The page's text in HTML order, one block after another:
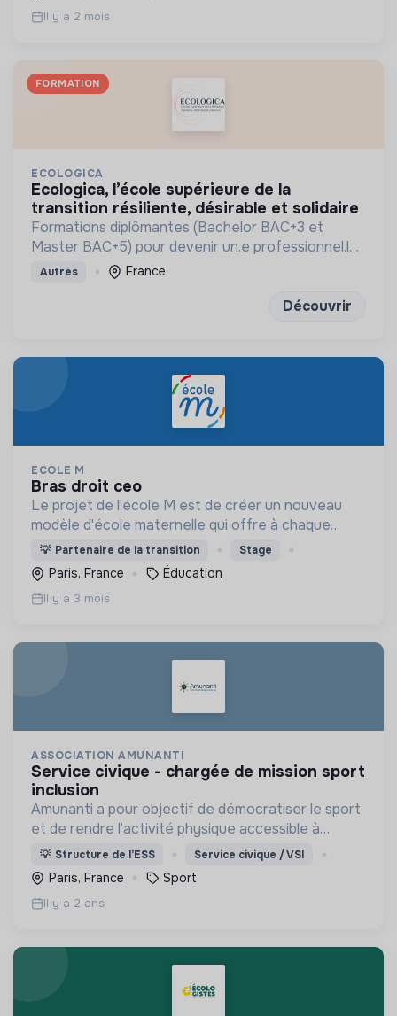
Il y a 2 mois
FORMATION
ECOLOGICA
ecologica, l’école supérieure de la
transition résiliente, désirable et solidaire
Formations diplômantes (Bachelor BAC+3 et
Master BAC+5) pour devenir un.e professionnel.le
engagé.e
Autres France
Découvrir
ECOLE M
bras droit ceo
Le projet de l'école M est de créer un nouveau
modèle d'école maternelle qui offre à chaque
enfant une éducation personnalisée et qui
contribue à la réduction des inégalités scolaires.
💡 Partenaire de la transition Stage
Paris, France Éducation
Il y a 3 mois
ASSOCIATION AMUNANTI
service civique - chargée de mission sport
inclusion
Amunanti a pour objectif de démocratiser le sport
et de rendre l’activité physique accessible à
tou.te.s dans un objectif de santé mentale et
physique, d’épanouissement, d’égalité et
d'inclusion.
💡 Structure de l’ESS Service civique / VSI
Paris, France Sport
Il y a 2 ans